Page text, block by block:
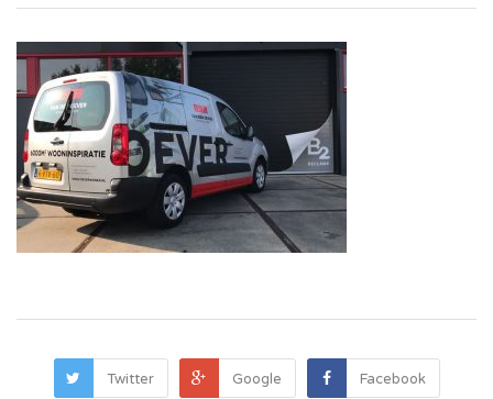
Twitter Google Facebook